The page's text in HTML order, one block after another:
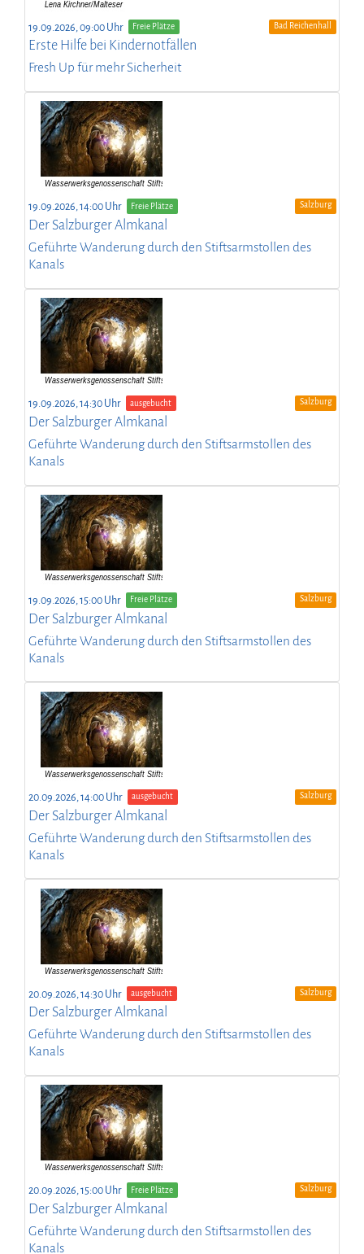
19.09.2026, 09:00 Uhr Freie Plätze Bad Reichenhall
Erste Hilfe bei Kindernotfällen
Fresh Up für mehr Sicherheit
19.09.2026, 14:00 Uhr Freie Plätze Salzburg
Der Salzburger Almkanal
Geführte Wanderung durch den Stiftsarmstollen des
Kanals
19.09.2026, 14:30 Uhr ausgebucht Salzburg
Der Salzburger Almkanal
Geführte Wanderung durch den Stiftsarmstollen des
Kanals
19.09.2026, 15:00 Uhr Freie Plätze Salzburg
Der Salzburger Almkanal
Geführte Wanderung durch den Stiftsarmstollen des
Kanals
20.09.2026, 14:00 Uhr ausgebucht Salzburg
Der Salzburger Almkanal
Geführte Wanderung durch den Stiftsarmstollen des
Kanals
20.09.2026, 14:30 Uhr ausgebucht Salzburg
Der Salzburger Almkanal
Geführte Wanderung durch den Stiftsarmstollen des
Kanals
20.09.2026, 15:00 Uhr Freie Plätze Salzburg
Der Salzburger Almkanal
Geführte Wanderung durch den Stiftsarmstollen des
Kanals